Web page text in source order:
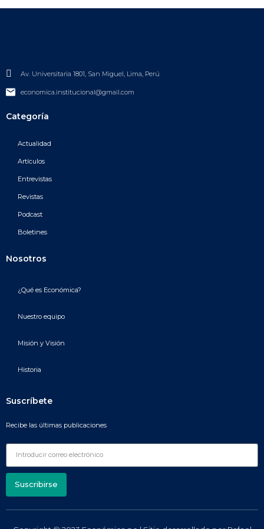
Av. Universitaria 1801, San Miguel, Lima, Perú
economica.institucional@gmail.com
Categoría
Actualidad
Artículos
Entrevistas
Revistas
Podcast
Boletines
Nosotros
¿Qué es Económica?
Nuestro equipo
Misión y Visión
Historia
Suscríbete
Recibe las últimas publicaciones
Suscribirse